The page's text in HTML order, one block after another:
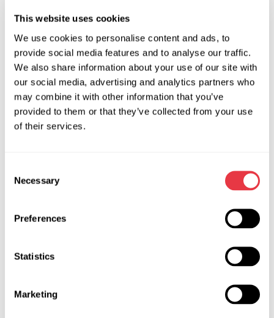
This website uses cookies
We use cookies to personalise content and ads, to
provide social media features and to analyse our traffic.
We also share information about your use of our site with
our social media, advertising and analytics partners who
may combine it with other information that you’ve
provided to them or that they’ve collected from your use
of their services.
Selection
Necessary
Preferences
Statistics
Marketing
генераторів і стартерів з номінальною напругою 12/24
В, генераторів з вакуумним насосом і автомобільних
акумуляторів.
Щекайте, кількість акційного товару обмежена!
НОВИНИ
19.01.2026
виставках у 2026 році